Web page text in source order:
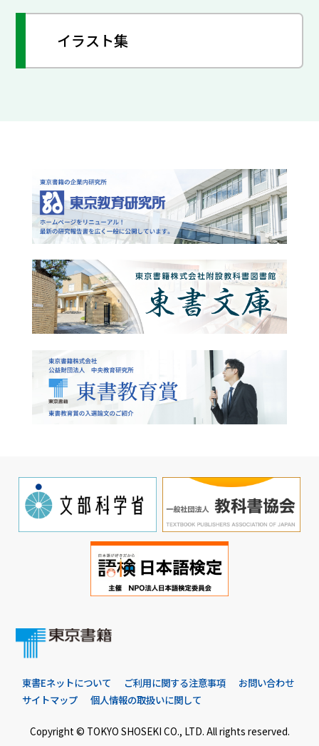
イラスト集
東書Eネットについて ご利用に関する注意事項
お問い合わせ
サイトマップ
個人情報の取扱いに関して
Copyright © TOKYO SHOSEKI CO., LTD. All rights reserved.